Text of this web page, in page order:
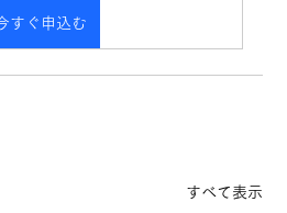
すぐ申込む
すべて表示